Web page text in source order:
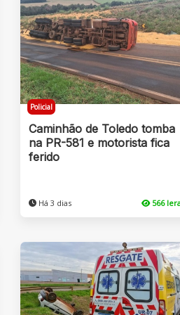
Policial
Caminhão de Toledo tomba
na PR-581 e motorista fica
ferido
Há 3 dias 566